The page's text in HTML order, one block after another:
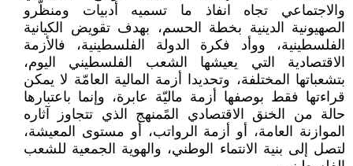
والاجتماعي تجاه انفاذ ما تسميه أدبيات ومنظّرو
الصهيونية الدينية بخطة الحسم، بهدف تقويض الكيانية
الفلسطينية، ووأد فكرة الدولة الفلسطينية، فالأزمة
الاقتصادية التي يعيشها الشعب الفلسطيني اليوم،
بتشعباتها المختلفة، وتحديدا أزمة المالية العامّة لا يمكن
قراءتها فقط بوصفها أزمة ماليّة عابرة، وإنما باعتبارها
حالة من الخنق الاقتصادي المًمنهج الذي تتجاوز آثاره
الموازنة العامة، أو أزمة الرواتب، أو مستوى المعيشة،
لتصل إلى بنية الانتماء الوطني، والهوية الجمعية للشعب